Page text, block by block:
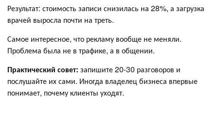
Результат: стоимость записи снизилась на 28%, а загрузка
врачей выросла почти на треть.
Самое интересное, что рекламу вообще не меняли.
Проблема была не в трафике, а в общении.
Практический совет: запишите 20-30 разговоров и
послушайте их сами. Иногда владелец бизнеса впервые
понимает, почему клиенты уходят.